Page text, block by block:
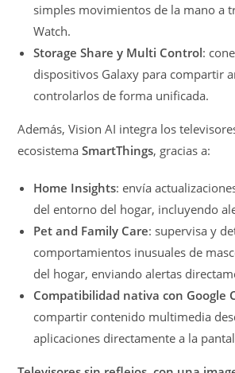
simples movimientos de la mano a
Watch.
Storage Share y Multi Control:
dispositivos Galaxy para compartir
controlarlos de forma unificada.
Además, Vision AI integra los
ecosistemaSmartThings, gracias a:
Home Insights: envía
del entorno del hogar, incluyendo
Pet and Family Care: supervisa y
comportamientos inusuales de
del hogar, enviando alertas
Compatibilidad nativa con Google
compartir contenido multimedia
aplicaciones directamente a la